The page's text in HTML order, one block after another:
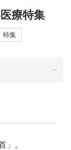
療特集
特集
」。